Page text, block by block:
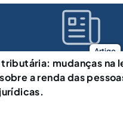
Artigo
mudanças na
a renda das